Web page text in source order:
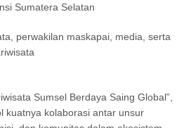
Sumatera Selatan
perwakilan maskapai, media, serta
Sumsel Berdaya Saing Global”,
kuatnya kolaborasi antar unsur